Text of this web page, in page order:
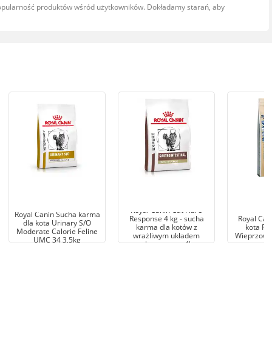
produktów wśród użytkowników. Dokładamy starań, aby
Royal Canin Sucha karma
dla kota Urinary S/O
Moderate Calorie Feline
UMC 34 3,5kg
Royal Canin Cat Fibre
Response 4 kg - sucha
karma dla kotów z
wrażliwym układem
pokarmowym 4kg
Royal
kota